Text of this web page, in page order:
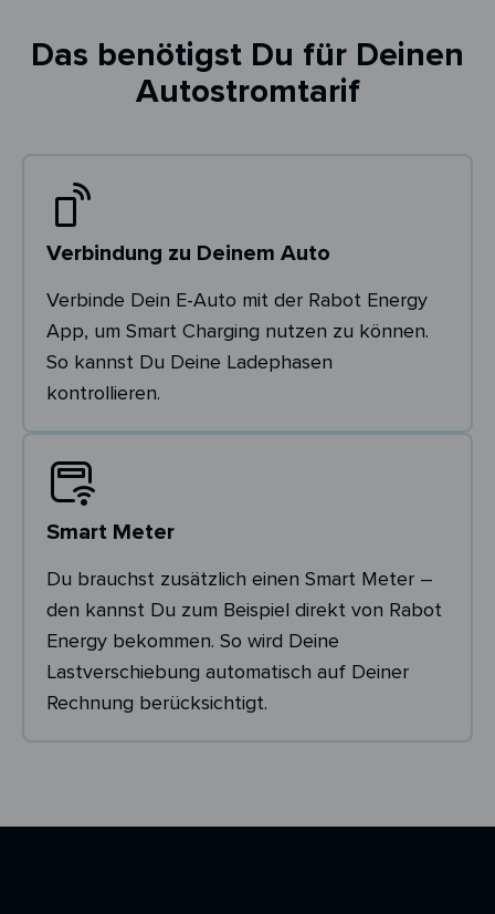
Das benötigst Du für Deinen
Autostromtarif
Verbindung zu Deinem Auto
Verbinde Dein E-Auto mit der Rabot Energy
App, um Smart Charging nutzen zu können.
So kannst Du Deine Ladephasen
kontrollieren.
Smart Meter
Du brauchst zusätzlich einen Smart Meter –
den kannst Du zum Beispiel direkt von Rabot
Energy bekommen. So wird Deine
Lastverschiebung automatisch auf Deiner
Rechnung berücksichtigt.